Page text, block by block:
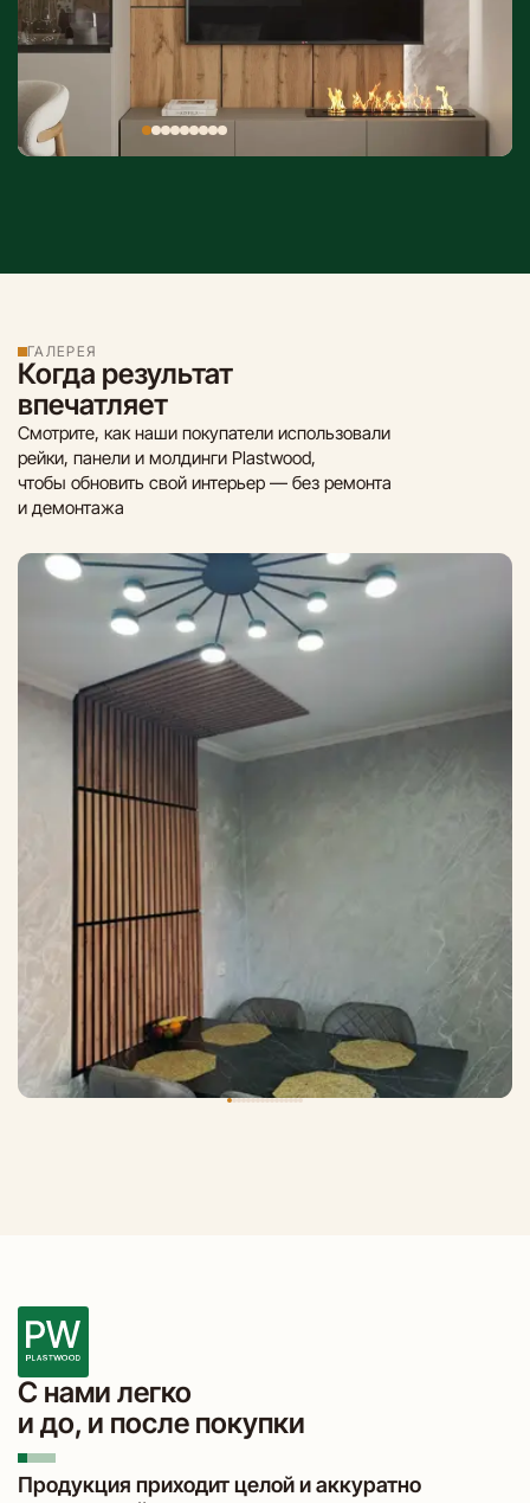
Когда результат
впечатляет
ГАЛЕРЕЯ
Смотрите, как наши покупатели использовали
рейки, панели и молдинги Plastwood,
чтобы обновить свой интерьер — без ремонта
и демонтажа
С нами легко
и до, и после покупки
Продукция приходит целой и аккуратно